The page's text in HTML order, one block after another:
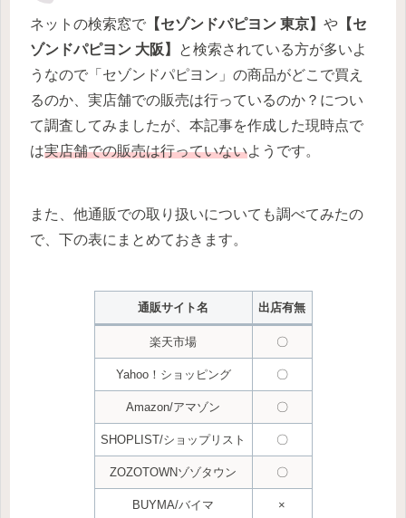
ネットの検索窓で 【セゾンドパピヨン 東京】 や 【セ
ゾンドパピヨン 大阪】
と検索されている方が多いよ
うなので「セゾンドパピヨン」の商品がどこで買え
るのか、実店舗での販売は行っているのか？につい
て調査してみましたが、本記事を作成した現時点で
は実店舗での販売は行っていないようです。
また、他通販での取り扱いについても調べてみたの
で、下の表にまとめておきます。
通販サイト名 出店有無
楽天市場 〇
Yahoo！ショッピング 〇
Amazon/アマゾン 〇
SHOPLIST/ショップリスト 〇
ZOZOTOWNゾゾタウン 〇
BUYMA/バイマ ×